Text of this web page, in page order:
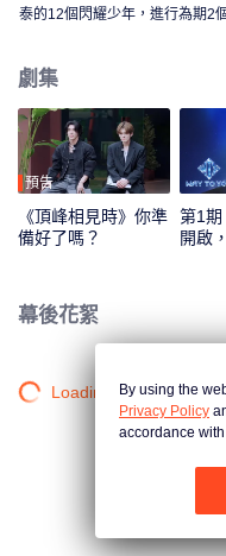
泰的12個閃耀少年，進行為期2
將在全球舞臺上閃耀出道。
劇集
預告
《頂峰相見時》你準
備好了嗎？
第1期
開啟
幕後花絮
Loading…By using the
Privacy Policy
accordance